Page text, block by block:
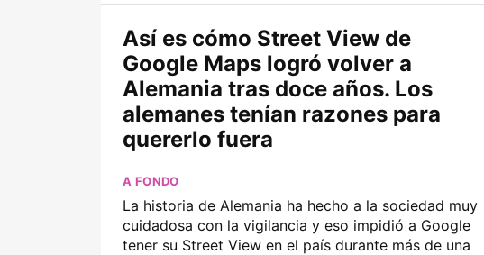
Así es cómo Street View de
Google Maps logró volver a
Alemania tras doce años. Los
alemanes tenían razones para
quererlo fuera
A FONDO
La historia de Alemania ha hecho a la sociedad muy
cuidadosa con la vigilancia y eso impidió a Google
tener su Street View en el país durante más de una